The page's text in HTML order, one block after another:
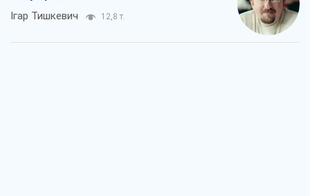
Ігар Тишкевич 12,8 т.